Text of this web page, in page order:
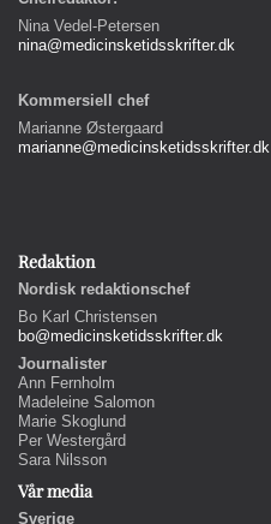
Nina Vedel-Petersen
nina@medicinsketidsskrifter.dk
Kommersiell chef
Marianne Østergaard
marianne@medicinsketidsskrifter.dk
Redaktion
Nordisk redaktionschef
Bo Karl Christensen
bo@medicinsketidsskrifter.dk
Journalister
Ann Fernholm
Madeleine Salomon
Marie Skoglund
Per Westergård
Sara Nilsson
Vår media
Sverige